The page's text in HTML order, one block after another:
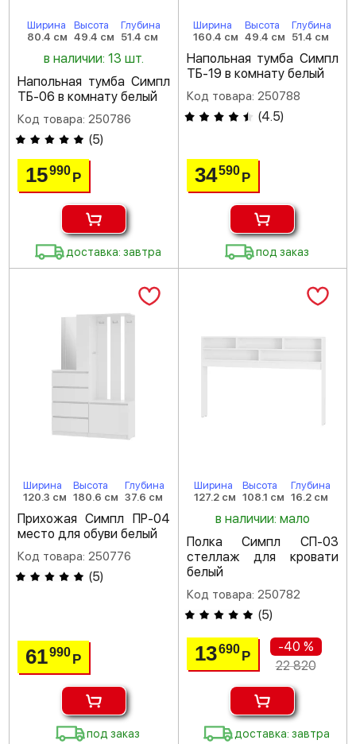
Ширина
80.4 см
Высота
49.4 см
Глубина
51.4 см
в наличии: 13 шт.
Напольная тумба Симпл
ТБ-06 в комнату белый
Код товара: 250786
(5)
15990Р
доставка: завтра
Ширина
160.4 см
Высота
49.4 см
Глубина
51.4 см
Напольная тумба Симпл
ТБ-19 в комнату белый
Код товара: 250788
(4.5)
34590 Р
под заказ
Ширина
120.3 см
Высота
180.6 см
Глубина
37.6 см
Прихожая Симпл ПР-04
место для обуви белый
Код товара: 250776
(5)
61990Р
под заказ
Ширина
127.2 см
Высота
108.1 см
Глубина
16.2 см
в наличии: мало
Полка Симпл СП-03
стеллаж для кровати
белый
Код товара: 250782
(5)
13690 Р
-40 %
22 820
доставка: завтра